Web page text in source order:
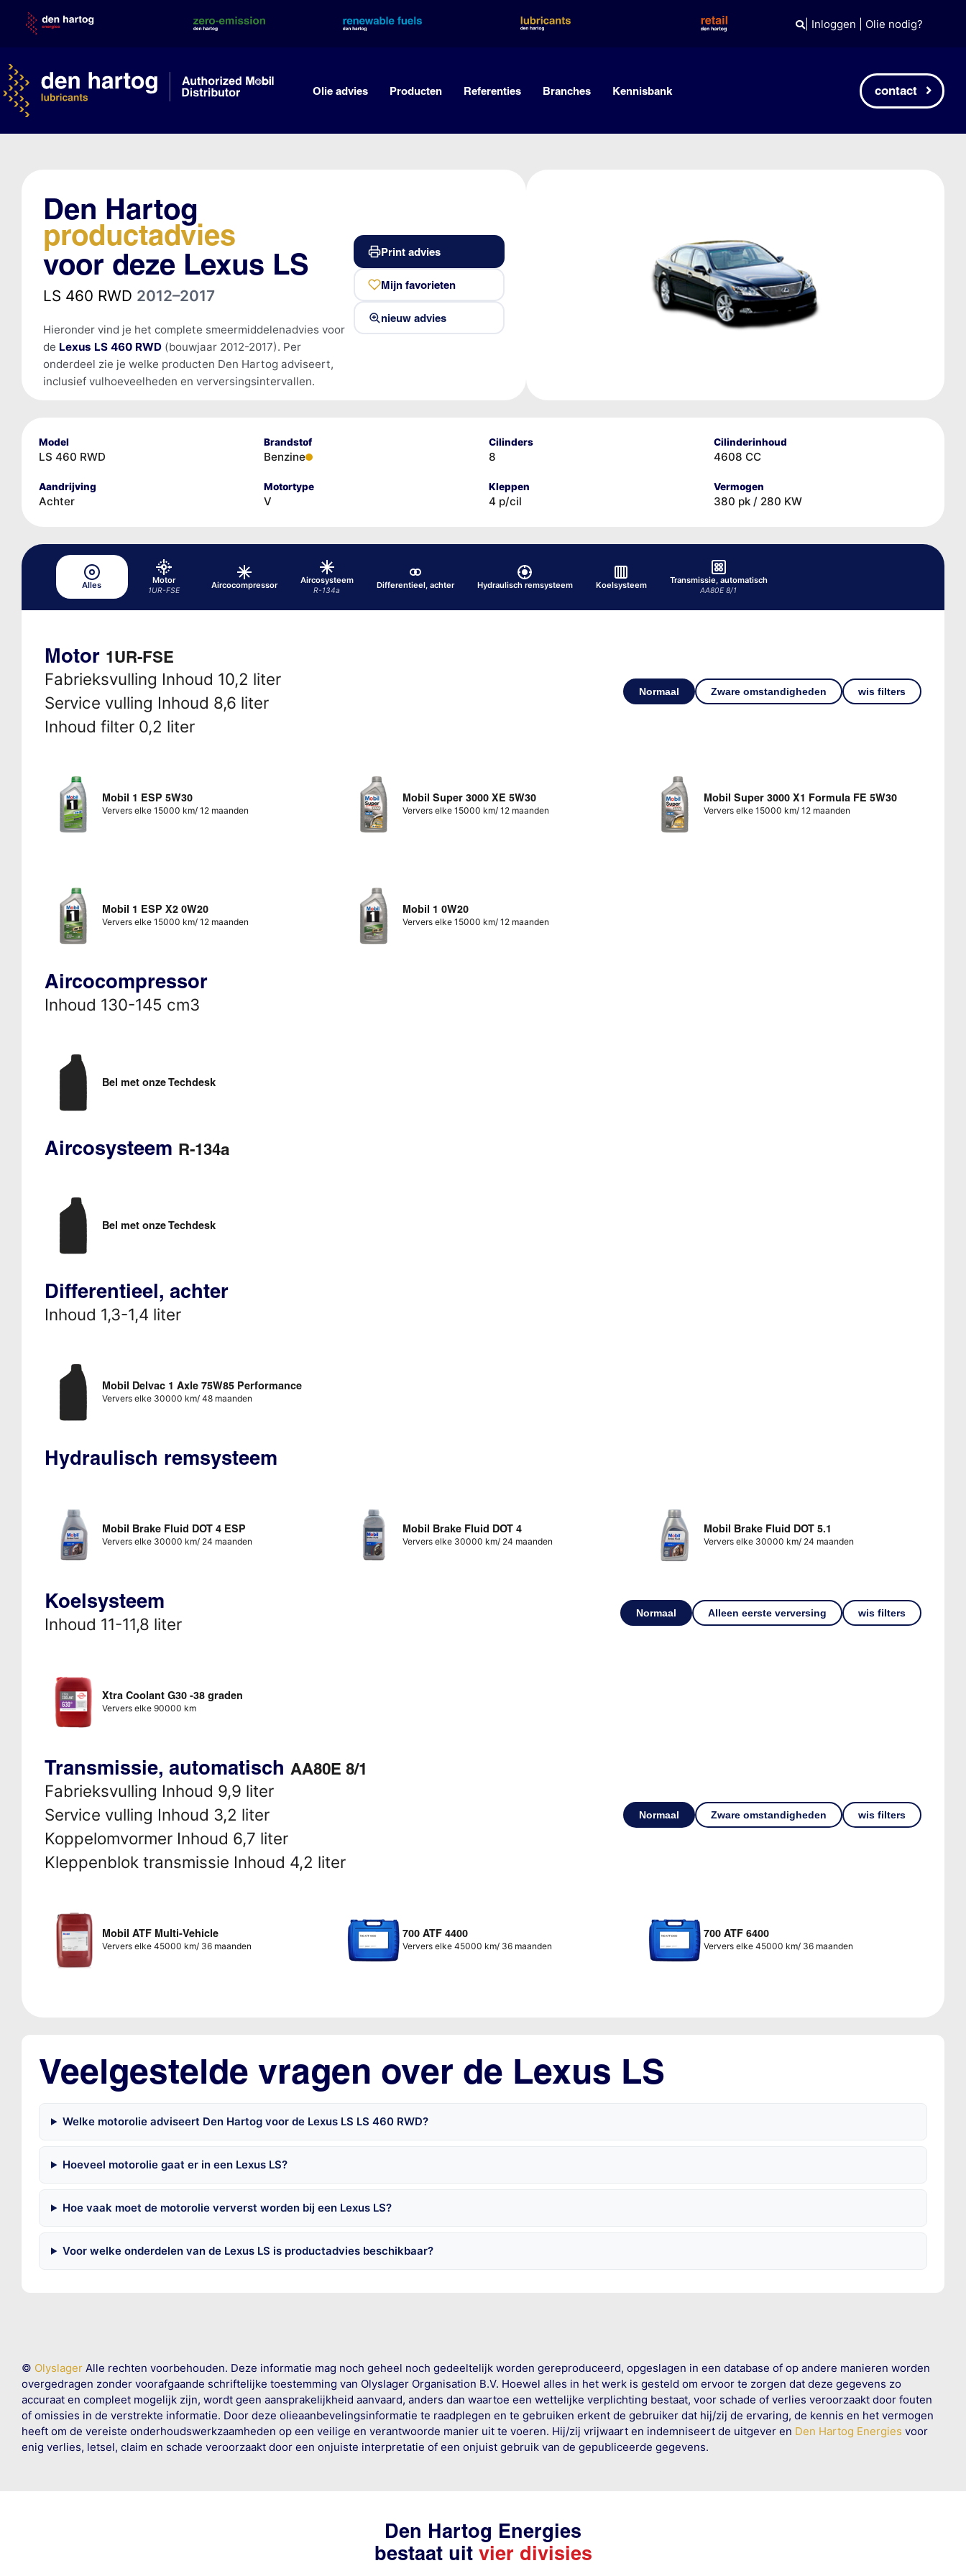
content
| Inloggen Olie nodig?
Olie advies Producten Referenties Branches Kennisbank contact
Den Hartog
productadvies
voor deze Lexus LS
LS 460 RWD 2012–2017
Hieronder vind je het complete smeermiddelenadvies voor
de Lexus LS 460 RWD(bouwjaar 2012-2017). Per
onderdeel zie je welke producten Den Hartog adviseert,
inclusief vulhoeveelheden en verversingsintervallen.
Print advies
Mijn favorieten
nieuw advies
Model
LS 460 RWD
Brandstof
Benzine
Cilinders
8
Cilinderinhoud
4608 CC
Aandrijving
Achter
Motortype
V
Kleppen
4 p/cil
Vermogen
380 pk / 280 KW
Alles
Motor
1UR-FSE Aircocompressor
Aircosysteem
R-134a Differentieel, achter Hydraulisch remsysteem Koelsysteem
Transmissie, automatisch
AA80E 8/1
Motor 1UR-FSE
Fabrieksvulling Inhoud 10,2 liter
Service vulling Inhoud 8,6 liter
Inhoud filter 0,2 liter
Normaal Zware omstandigheden wis filters
Mobil 1 ESP 5W30
Ververs elke 15000 km/ 12 maanden
Mobil Super 3000 XE 5W30
Ververs elke 15000 km/ 12 maanden
Mobil Super 3000 X1 Formula FE 5W30
Ververs elke 15000 km/ 12 maanden
Mobil 1 ESP X2 0W20
Ververs elke 15000 km/ 12 maanden
Mobil 1 0W20
Ververs elke 15000 km/ 12 maanden
Aircocompressor
Inhoud 130-145 cm3
Bel met onze Techdesk
Aircosysteem R-134a
Bel met onze Techdesk
Differentieel, achter
Inhoud 1,3-1,4 liter
Mobil Delvac 1 Axle 75W85 Performance
Ververs elke 30000 km/ 48 maanden
Hydraulisch remsysteem
Mobil Brake Fluid DOT 4 ESP
Ververs elke 30000 km/ 24 maanden
Mobil Brake Fluid DOT 4
Ververs elke 30000 km/ 24 maanden
Mobil Brake Fluid DOT 5.1
Ververs elke 30000 km/ 24 maanden
Koelsysteem
Inhoud 11-11,8 liter
Normaal Alleen eerste verversing wis filters
Xtra Coolant G30 -38 graden
Ververs elke 90000 km
Transmissie, automatisch AA80E 8/1
Fabrieksvulling Inhoud 9,9 liter
Service vulling Inhoud 3,2 liter
Koppelomvormer Inhoud 6,7 liter
Kleppenblok transmissie Inhoud 4,2 liter
Normaal Zware omstandigheden wis filters
Mobil ATF Multi-Vehicle
Ververs elke 45000 km/ 36 maanden
700 ATF 4400
Ververs elke 45000 km/ 36 maanden
700 ATF 6400
Ververs elke 45000 km/ 36 maanden
Veelgestelde vragen over de Lexus LS
Welke motorolie adviseert Den Hartog voor de Lexus LS LS 460 RWD?
Hoeveel motorolie gaat er in een Lexus LS?
Hoe vaak moet de motorolie ververst worden bij een Lexus LS?
Voor welke onderdelen van de Lexus LS is productadvies beschikbaar?
© OlyslagerAlle rechten voorbehouden. Deze informatie mag noch geheel noch gedeeltelijk worden gereproduceerd, opgeslagen in een database of op andere manieren worden
overgedragen zonder voorafgaande schriftelijke toestemming van Olyslager Organisation B.V. Hoewel alles in het werk is gesteld om ervoor te zorgen dat deze gegevens zo
accuraat en compleet mogelijk zijn, wordt geen aansprakelijkheid aanvaard, anders dan waartoe een wettelijke verplichting bestaat, voor schade of verlies veroorzaakt door fouten
of omissies in de verstrekte informatie. Door deze olieaanbevelingsinformatie te raadplegen en te gebruiken erkent de gebruiker dat hij/zij de ervaring, de kennis en het vermogen
heeft om de vereiste onderhoudswerkzaamheden op een veilige en verantwoorde manier uit te voeren. Hij/zij vrijwaart en indemniseert de uitgever en Den Hartog Energies voor
enig verlies, letsel, claim en schade veroorzaakt door een onjuiste interpretatie of een onjuist gebruik van de gepubliceerde gegevens.
Den Hartog Energies
bestaat uit vier divisies